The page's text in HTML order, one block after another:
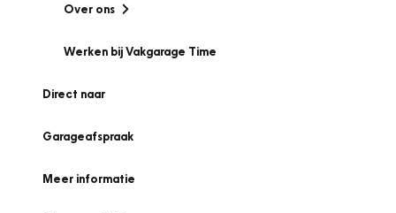
Over ons
Werken bij Vakgarage Time
Direct naar
Garageafspraak
Meer informatie